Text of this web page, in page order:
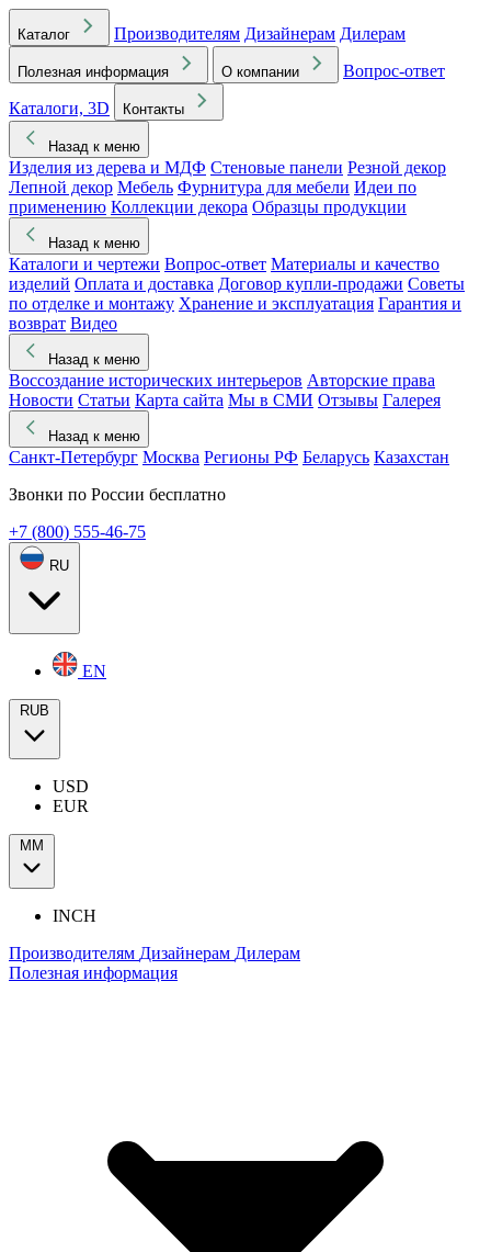
Каталог Производителям Дизайнерам Дилерам
Полезная информация О компании
Вопрос-ответ
Каталоги, 3D
Контакты
Назад к меню
Изделия из дерева и МДФ Стеновые панели Резной декор
Лепной декор Мебель Фурнитура для мебели Идеи по
применению Коллекции декора Образцы продукции
Назад к меню
Каталоги и чертежи Вопрос-ответ Материалы и качество
изделий Оплата и доставка Договор купли-продажи Советы
по отделке и монтажу Хранение и эксплуатация Гарантия и
возврат Видео
Назад к меню
Воссоздание исторических интерьеров Авторские права
Новости Статьи Карта сайта Мы в СМИ Отзывы Галерея
Назад к меню
Санкт-Петербург Москва Регионы РФ Беларусь Казахстан
Звонки по России бесплатно
+7 (800) 555-46-75
RU
EN
RUB
USD
EUR
ММ
INCH
Производителям Дизайнерам Дилерам
Полезная информация